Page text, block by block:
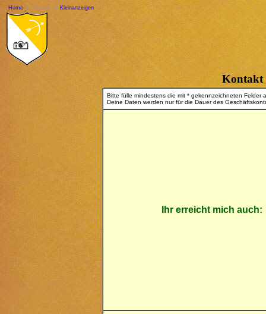
Home | Zurück zu Kleinanzeigen
Kontakt
Bitte fülle mindestens die mit * gekennzeichneten Felder
Deine Daten werden nur für die Dauer des
Ihr erreicht mich auch: